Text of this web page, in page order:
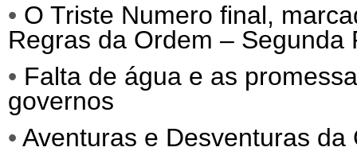
• O Triste Numero final,
Regras da Ordem – Segunda
• Falta de água e as
governos
• Aventuras e Desventuras